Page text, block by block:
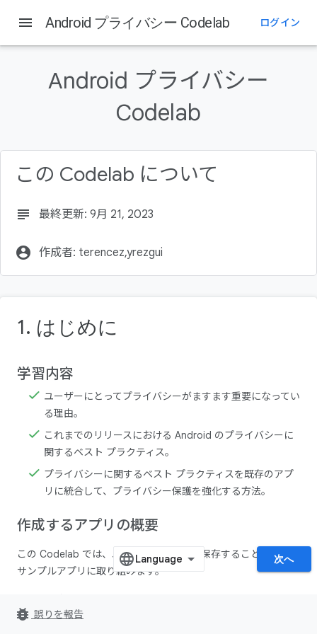
1. はじめに
学習内容
menu Android プライバシー Codelab ログイン
Android プライバシー
Codelab
この Codelab について
subject 最終更新: 9月 21, 2023
account_circle 作成者: terencez,yrezgui
1. はじめに
学習内容
ユーザーにとってプライバシーがますます重要になってい
る理由。
これまでのリリースにおける Android のプライバシーに
関するベスト プラクティス。
プライバシーに関するベスト プラクティスを既存のアプ
リに統合して、プライバシー保護を強化する方法。
作成するアプリの概要
この Codelab では、ユーザーが思い出を保存することができる
サンプルアプリに取り組みます。
次へ
bug_report 誤りを報告